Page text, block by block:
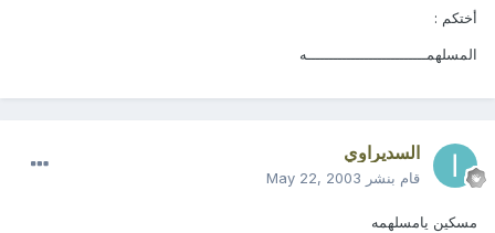
أختكم :
المسلهمـــــــــــــــــــــــــــه
السديراوي
قام بنشر May 22, 2003
مسكين يامسلهمه